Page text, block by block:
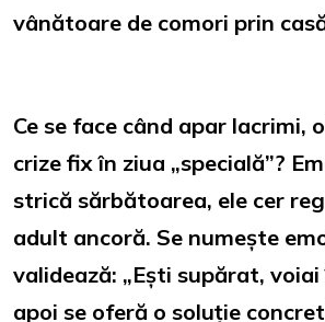
vânătoare de comori prin
Ce se face când apar lacrimi,
crize fix în ziua „specială”?
strică sărbătoarea, ele cer
adult ancoră. Se numește
validează: „Ești supărat,
apoi se oferă o soluție